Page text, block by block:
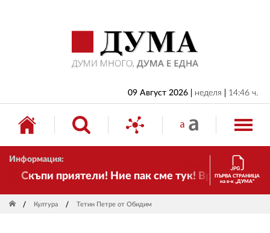
09 Август 2026 неделя 14:46 ч.
Информация:
Скъпи приятели! Ние пак сме тук! Времето се
ПЪРВА СТРАНИЦА
на в-к „ДУМА“
Култура Тетин Петре от Обидим
БЪЛГАРИЯ
ИКОНОМИКА
ИЗБОРИ
СВЯТ